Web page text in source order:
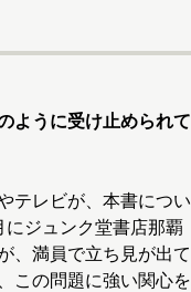
うに受け止められて
テレビが、本書につい
ジュンク堂書店那覇
、満員で立ち見が出て
この問題に強い関心を